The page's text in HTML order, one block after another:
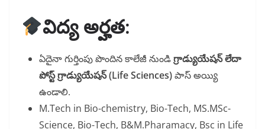
విద్య అర్హత:
ఏదైనా గుర్తింపు పొందిన కాలేజీ నుండిగ్రాడ్యుయేషన్ లేదా
పోస్ట్ గ్రాడ్యుయేషన్ (Life Sciences)పాస్ అయ్యి
ఉండాలి.
M.Tech in Bio-chemistry, Bio-Tech, MS.MSc-
Science, Bio-Tech, B&M.Pharamacy, Bsc in Life